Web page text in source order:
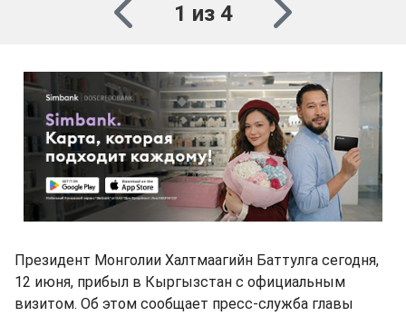
1 из 4
Президент Монголии Халтмаагийн Баттулга сегодня,
12 июня, прибыл в Кыргызстан с официальным
визитом. Об этом сообщает пресс-служба главы